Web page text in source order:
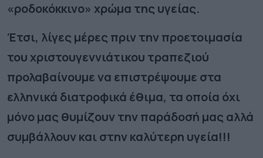
«ροδοκόκκινο» χρώμα της υγείας.
Έτσι, λίγες μέρες πριν την προετοιμασία
του χριστουγεννιάτικου τραπεζιού
προλαβαίνουμε να επιστρέψουμε στα
ελληνικά διατροφικά έθιμα, τα οποία όχι
μόνο μας θυμίζουν την παράδοσή μας αλλά
συμβάλλουν και στην καλύτερη υγεία!!!